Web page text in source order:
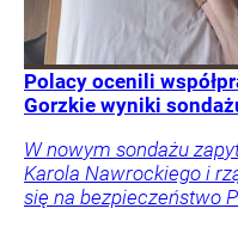
Polacy ocenili
Gorzkie wyniki
W nowym sondażu
Karola Nawrockiego i
się na bezpieczeństwo